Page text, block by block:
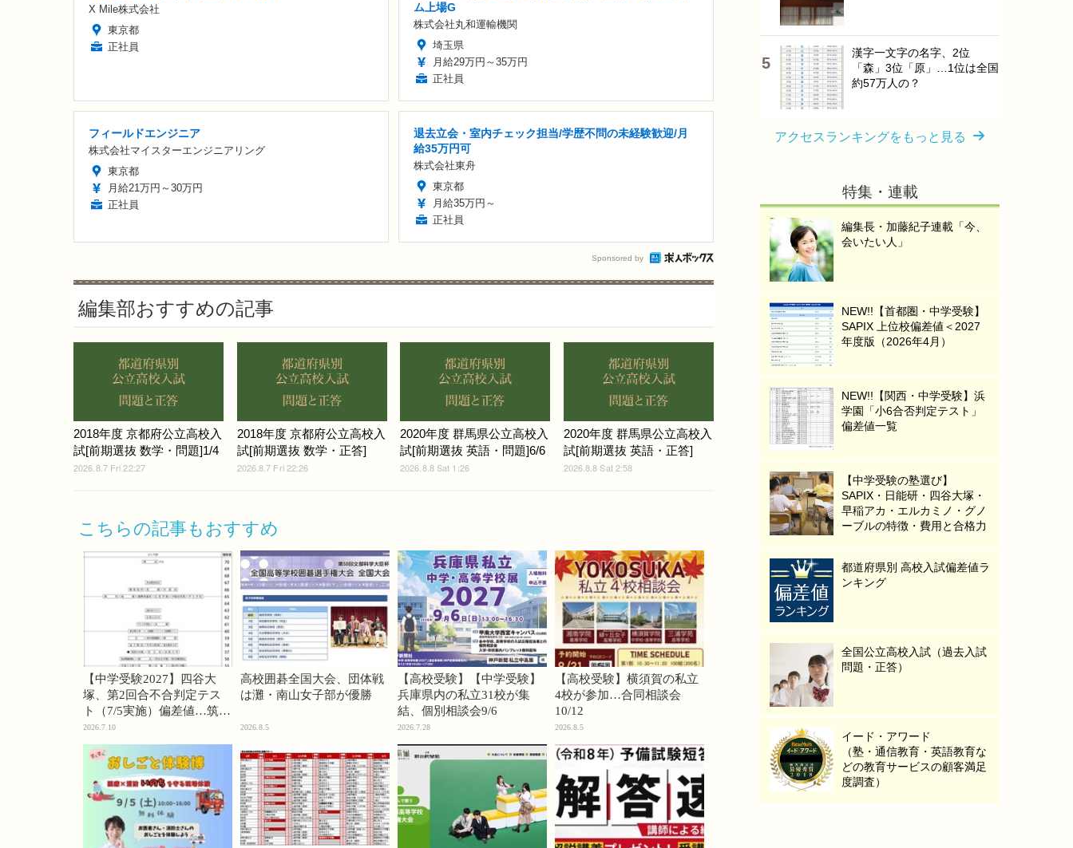
X Mile株式会社
東京都
正社員
ム上場G
株式会社丸和運輸機関
埼玉県
月給29万円～35万円
正社員
フィールドエンジニア
株式会社マイスターエンジニアリング
東京都
月給21万円～30万円
正社員
退去立会・室内チェック担当/学歴不問の未経験歓迎/月
給35万円可
株式会社東舟
東京都
月給35万円～
正社員
Sponsored by
編集部おすすめの記事
2018年度 京都府公立高校入
試[前期選抜 数学・問題]1/4
2026.8.7 Fri 22:27
2018年度 京都府公立高校入
試[前期選抜 数学・正答]
2026.8.7 Fri 22:26
2020年度 群馬県公立高校入
試[前期選抜 英語・問題]6/6
2026.8.8 Sat 1:26
2020年度 群馬県公立高校入
試[前期選抜 英語・正答]
2026.8.8 Sat 2:58
こちらの記事もおすすめ
【中学受験2027】四谷大
塚、第2回合不合判定テス
ト（7/5実施）偏差値…筑駒
74・桜蔭70＜PR＞
2026.7.10
高校囲碁全国大会、団体戦
は灘・南山女子部が優勝
2026.8.5
【高校受験】【中学受験】
兵庫県内の私立31校が集
結、個別相談会9/6
2026.7.28
【高校受験】横須賀の私立
4校が参加…合同相談会
10/12
2026.8.5
漢字一文字の名字、2位
「森」3位「原」…1位は全国
約57万人の？
アクセスランキングをもっと見る
特集・連載
編集長・加藤紀子連載「今、
会いたい人」
NEW!!【首都圏・中学受験】
SAPIX 上位校偏差値＜2027
年度版（2026年4月）
NEW!!【関西・中学受験】浜
学園「小6合否判定テスト」
偏差値一覧
【中学受験の塾選び】
SAPIX・日能研・四谷大塚・
早稲アカ・エルカミノ・グノ
ーブルの特徴・費用と合格力
都道府県別 高校入試偏差値ラ
ンキング
全国公立高校入試（過去入試
問題・正答）
イード・アワード
（塾・通信教育・英語教育な
どの教育サービスの顧客満足
度調査）